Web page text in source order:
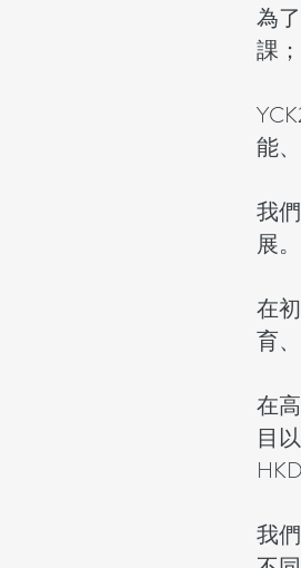
為
課
能
我
展。
在
育
在
目
我